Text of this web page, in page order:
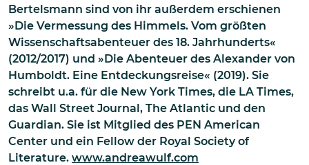
Bertelsmann sind von ihr außerdem erschienen
»Die Vermessung des Himmels. Vom größten
Wissenschaftsabenteuer des 18. Jahrhunderts«
(2012/2017) und »Die Abenteuer des Alexander von
Humboldt. Eine Entdeckungsreise« (2019). Sie
schreibt u.a. für die New York Times, die LA Times,
das Wall Street Journal, The Atlantic und den
Guardian. Sie ist Mitglied des PEN American
Center und ein Fellow der Royal Society of
Literature. www.andreawulf.com